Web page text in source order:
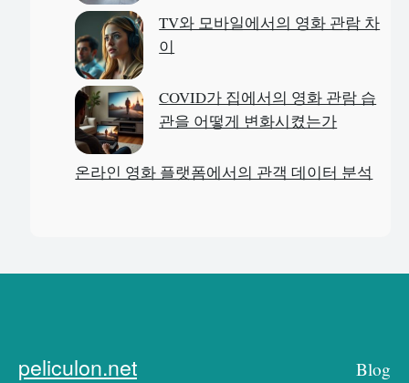
TV와 모바일에서의 영화 관람 차
이
COVID가 집에서의 영화 관람 습
관을 어떻게 변화시켰는가
온라인 영화 플랫폼에서의 관객 데이터 분석
peliculon.net Blog